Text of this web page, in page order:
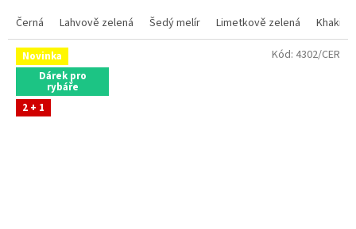
Černá Lahvově zelená Šedý melír Limetkově zelená Khaki
Novinka
Dárek pro
rybáře
2 + 1
Kód: 4302/CER